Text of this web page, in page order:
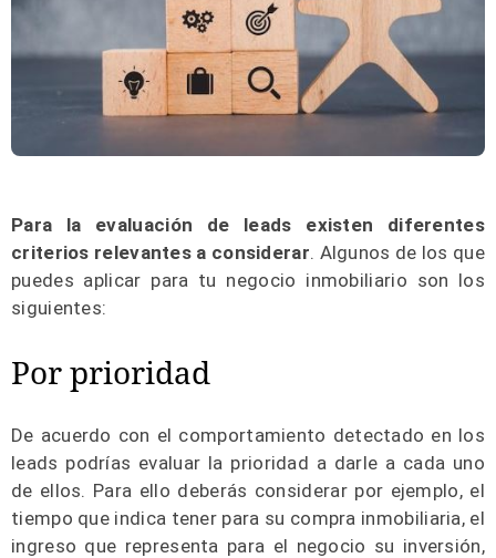
Para la evaluación de leads existen diferentes
criterios relevantes a considerar. Algunos de los que
puedes aplicar para tu negocio inmobiliario son los
siguientes:
Por prioridad
De acuerdo con el comportamiento detectado en los
leads podrías evaluar la prioridad a darle a cada uno
de ellos. Para ello deberás considerar por ejemplo, el
tiempo que indica tener para su compra inmobiliaria, el
ingreso que representa para el negocio su inversión,